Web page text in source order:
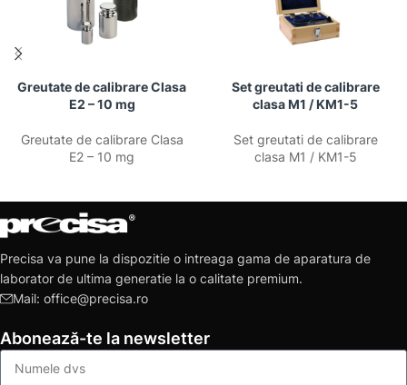
Greutate de calibrare Clasa
E2 – 10 mg
Greutate de calibrare Clasa
E2 – 10 mg
Set greutati de calibrare
clasa M1 / KM1-5
Set greutati de calibrare
clasa M1 / KM1-5
Precisa va pune la dispozitie o intreaga gama de aparatura de
laborator de ultima generatie la o calitate premium.
Mail: office@precisa.ro
Abonează-te la newsletter